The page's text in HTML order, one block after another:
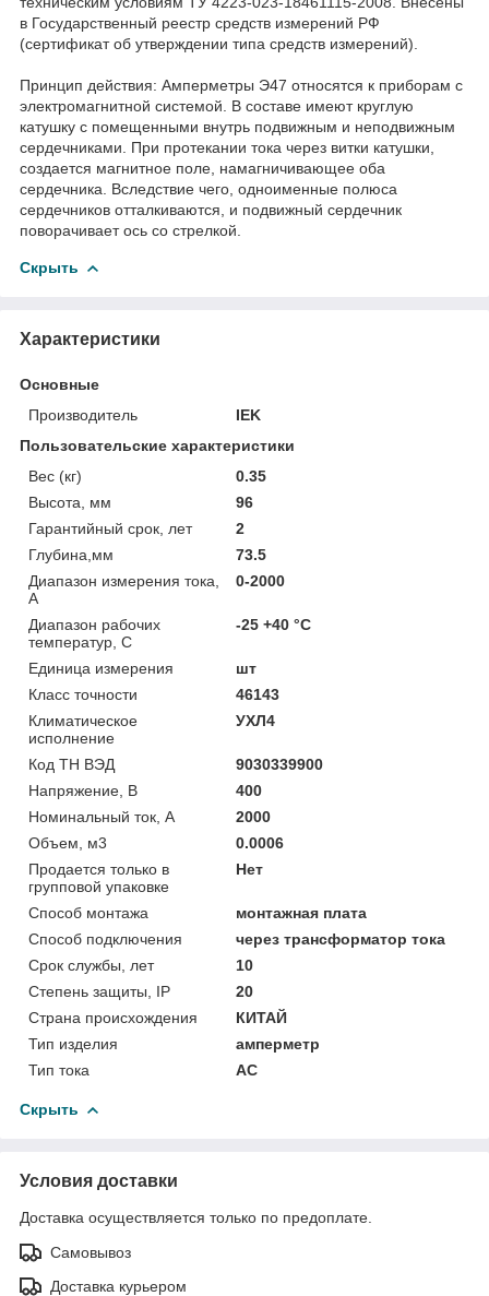
в Государственный реестр средств измерений РФ
(сертификат об утверждении типа средств измерений).
Принцип действия: Амперметры Э47 относятся к приборам с
электромагнитной системой. В составе имеют круглую
катушку с помещенными внутрь подвижным и неподвижным
сердечниками. При протекании тока через витки катушки,
создается магнитное поле, намагничивающее оба
сердечника. Вследствие чего, одноименные полюса
сердечников отталкиваются, и подвижный сердечник
поворачивает ось со стрелкой.
Скрыть
Характеристики
Основные
Производитель
IEK
Пользовательские характеристики
Вес (кг)
0.35
Высота, мм
96
Гарантийный срок, лет
2
Глубина,мм
73.5
Диапазон измерения тока,
А
0-2000
Диапазон рабочих
температур, С
-25 +40 °C
Единица измерения
шт
Класс точности
46143
Климатическое
исполнение
УХЛ4
Код ТН ВЭД
9030339900
Напряжение, В
400
Номинальный ток, А
2000
Объем, м3
0.0006
Продается только в
групповой упаковке
Нет
Способ монтажа
монтажная плата
Способ подключения
через трансформатор тока
Срок службы, лет
10
Степень защиты, IP
20
Страна происхождения
КИТАЙ
Тип изделия
амперметр
Тип тока
AC
Скрыть
Условия доставки
Доставка осуществляется только по предоплате.
Самовывоз
Доставка курьером